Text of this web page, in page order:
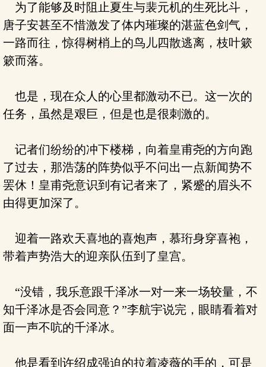
为了能够及时阻止夏生与裴元机的生死比斗，
唐子安甚至不惜激发了体内璀璨的湛蓝色剑气，
一路而往，惊得树梢上的鸟儿四散逃离，枝叶簌
簌而落。
也是，现在众人的心里都激动不已。这一次的
任务，虽然是艰巨，但是也是很刺激的。
记者们纷纷的冲下楼梯，向着皇甫尧的方向跑
了过去，那浩荡的阵势似乎不问出一点新闻势不
罢休！皇甫尧意识到有记者来了，紧蹙的眉头不
由得更加深了。
迎着一路欢天喜地的喜炮声，慕珩身穿喜袍，
带着声势浩大的迎亲队伍到了皇宫。
“没错，我乐意跟千泽冰一对一来一场较量，不
知千泽冰是否会同意？”李航宇说完，眼睛看着对
面一声不吭的千泽冰。
他是看到许绍成强迫的拉着凌薇的手的，可是